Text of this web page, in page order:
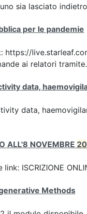
sia lasciato indietro
per le pandemie
ai relatori
data,
data,
ALL'8 NOVEMBRE
ISCRIZIONE
Methods